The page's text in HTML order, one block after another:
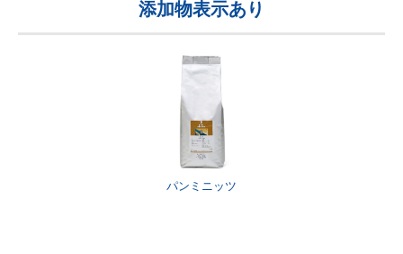
添加物表示あり
パンミニッツ